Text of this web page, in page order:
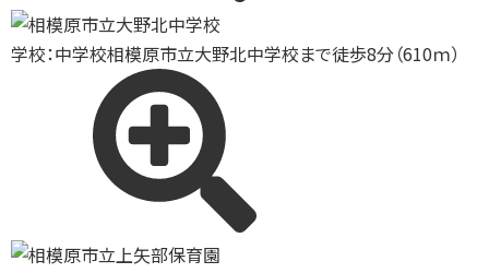
学校：中学校相模原市立大野北中学校まで徒歩8分（610ｍ）